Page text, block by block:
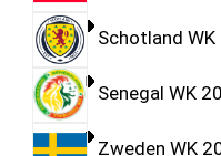
Schotland
Senegal WK
Zweden WK